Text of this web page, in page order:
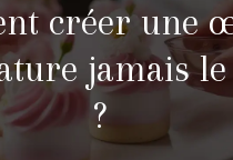
créer une
jamais
?